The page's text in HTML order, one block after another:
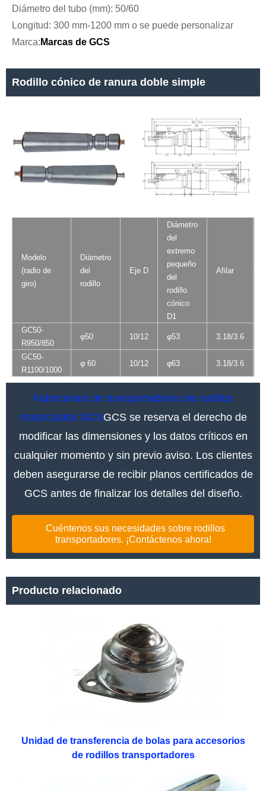
Diámetro del tubo (mm): 50/60
Longitud: 300 mm-1200 mm o se puede personalizar
Marca: Marcas de GCS
Rodillo cónico de ranura doble simple
Modelo
(radio de
giro)
Diámetro
del
rodillo
Eje D
Diámetro
del
extremo
pequeño
del
rodillo
cónico
D1
Afilar
GC50-
R950/850
φ50 10/12 φ53 3.18/3.6
GC50-
R1100/1000
φ 60 10/12 φ63 3.18/3.6
Fabricantes de transportadores de rodillos
motorizados GCSGCS se reserva el derecho de
modificar las dimensiones y los datos críticos en
cualquier momento y sin previo aviso. Los clientes
deben asegurarse de recibir planos certificados de
GCS antes de finalizar los detalles del diseño.
Cuéntenos sus necesidades sobre rodillos
transportadores. ¡Contáctenos ahora!
Producto relacionado
Unidad de transferencia de bolas para accesorios
de rodillos transportadores